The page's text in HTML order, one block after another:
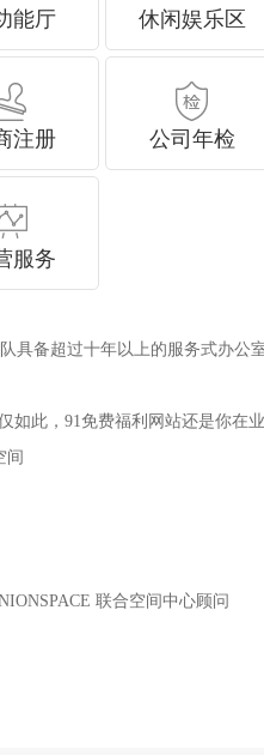
能厅 休闲娱乐区
注册 公司年检
服务
具备超过十年以上的服务式办
如此，91免费福利网站还是你在
间
联合空间中心顾问